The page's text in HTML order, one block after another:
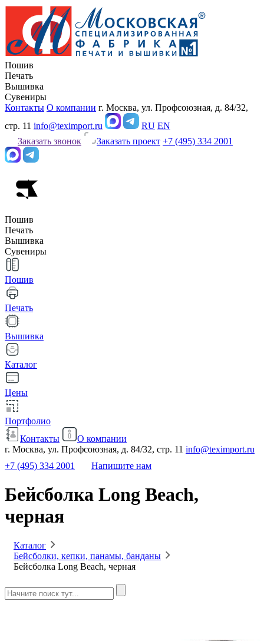
Пошив
Печать
Вышивка
Сувениры
Контакты О компании г. Москва, ул. Профсоюзная, д. 84/32,
стр. 11 info@teximport.ru RU EN
Заказать звонок
Заказать проект +7 (495) 334 2001
Пошив
Печать
Вышивка
Сувениры
Пошив
Печать
Вышивка
Каталог
Цены
Портфолио
Контакты
О компании
г. Москва, ул. Профсоюзная, д. 84/32, стр. 11 info@teximport.ru
+7 (495) 334 2001
Напишите нам
Бейсболка Long Beach,
черная
Каталог
Бейсболки, кепки, панамы, банданы
Бейсболка Long Beach, черная